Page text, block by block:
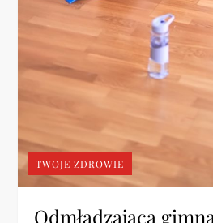
TWOJE ZDROWIE
Odmładzająca